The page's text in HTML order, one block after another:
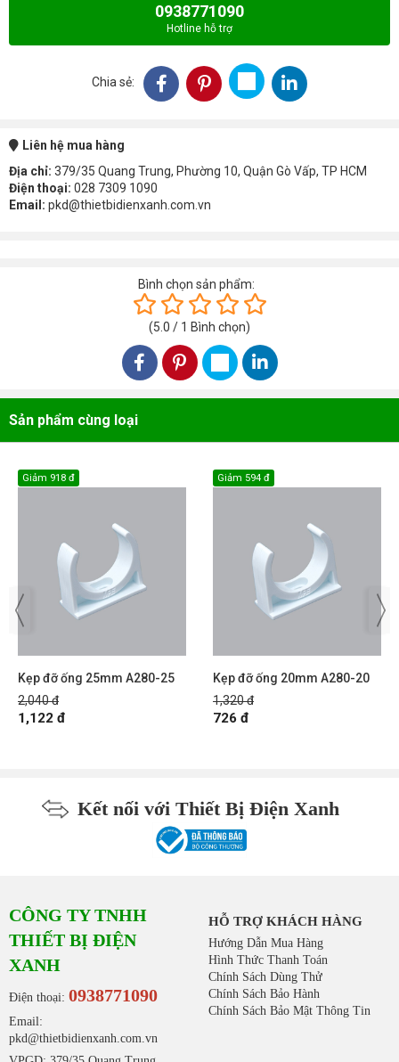
0938771090
Hotline hỗ trợ
Chia sẻ:
Liên hệ mua hàng
Địa chỉ: 379/35 Quang Trung, Phường 10, Quận Gò Vấp, TP HCM
Điện thoại: 028 7309 1090
Email: pkd@thietbidienxanh.com.vn
Bình chọn sản phẩm:
(5.0 / 1 Bình chọn)
Sản phẩm cùng loại
Kẹp đỡ ống 25mm A280-25
2,040 đ
Giảm 918 đ
1,122 đ
Kẹp đỡ ống 20mm A280-20
1,320 đ
Giảm 594 đ
726 đ
Kết nối với Thiết Bị Điện Xanh
CÔNG TY TNHH
THIẾT BỊ ĐIỆN
XANH
Điện thoại: 0938771090
Email:
pkd@thietbidienxanh.com.vn
HỖ TRỢ KHÁCH HÀNG
Hướng Dẫn Mua Hàng
Hình Thức Thanh Toán
Chính Sách Dùng Thử
Chính Sách Bảo Hành
Chính Sách Bảo Mật Thông Tin